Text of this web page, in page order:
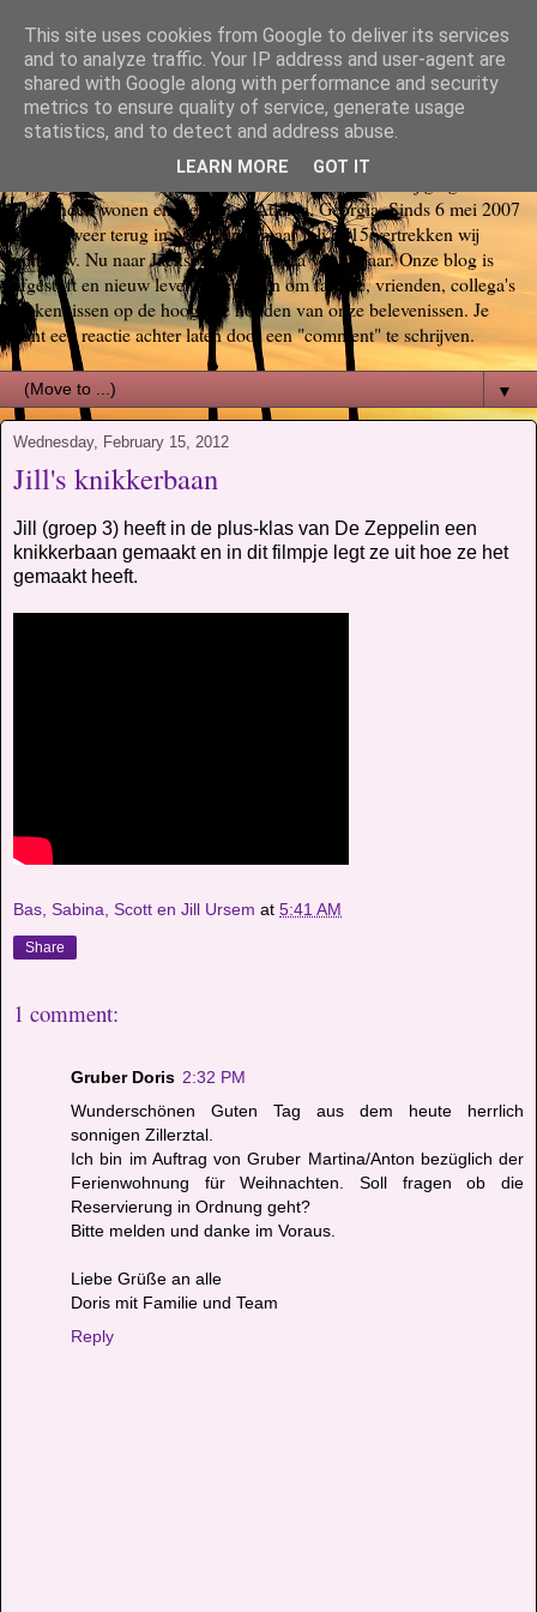
Bas, Sabina, Scott en Jill go
again USA
6 maanden wonen en werken in Atlanta, Georgia. Sinds 6 mei 2007
zijn we weer terug in Nederland, maar juli 2015 vertrekken wij
opnieuw. Nu naar Jacksonville, Florida voor 3 jaar. Onze blog is
afgestoft en nieuw leven ingeblazen om familie, vrienden, collega's
en kennissen op de hoogte te houden van onze belevenissen. Je
kunt een reactie achter laten door een "comment" te schrijven.
▼
Wednesday, February 15, 2012
Jill's knikkerbaan
Jill (groep 3) heeft in de plus-klas van De Zeppelin een
knikkerbaan gemaakt en in dit filmpje legt ze uit hoe ze het
gemaakt heeft.
Bas, Sabina, Scott en Jill Ursem at 5:41 AM
Share
1 comment:
Gruber Doris 2:32 PM
Wunderschönen Guten Tag aus dem heute herrlich
sonnigen Zillerztal.
Ich bin im Auftrag von Gruber Martina/Anton bezüglich der
Ferienwohnung für Weihnachten. Soll fragen ob die
Reservierung in Ordnung geht?
Bitte melden und danke im Voraus.
Liebe Grüße an alle
Doris mit Familie und Team
Reply
This site uses cookies from Google to deliver its services
and to analyze traffic. Your IP address and user-agent are
shared with Google along with performance and security
metrics to ensure quality of service, generate usage
statistics, and to detect and address abuse.
LEARN MORE GOT IT